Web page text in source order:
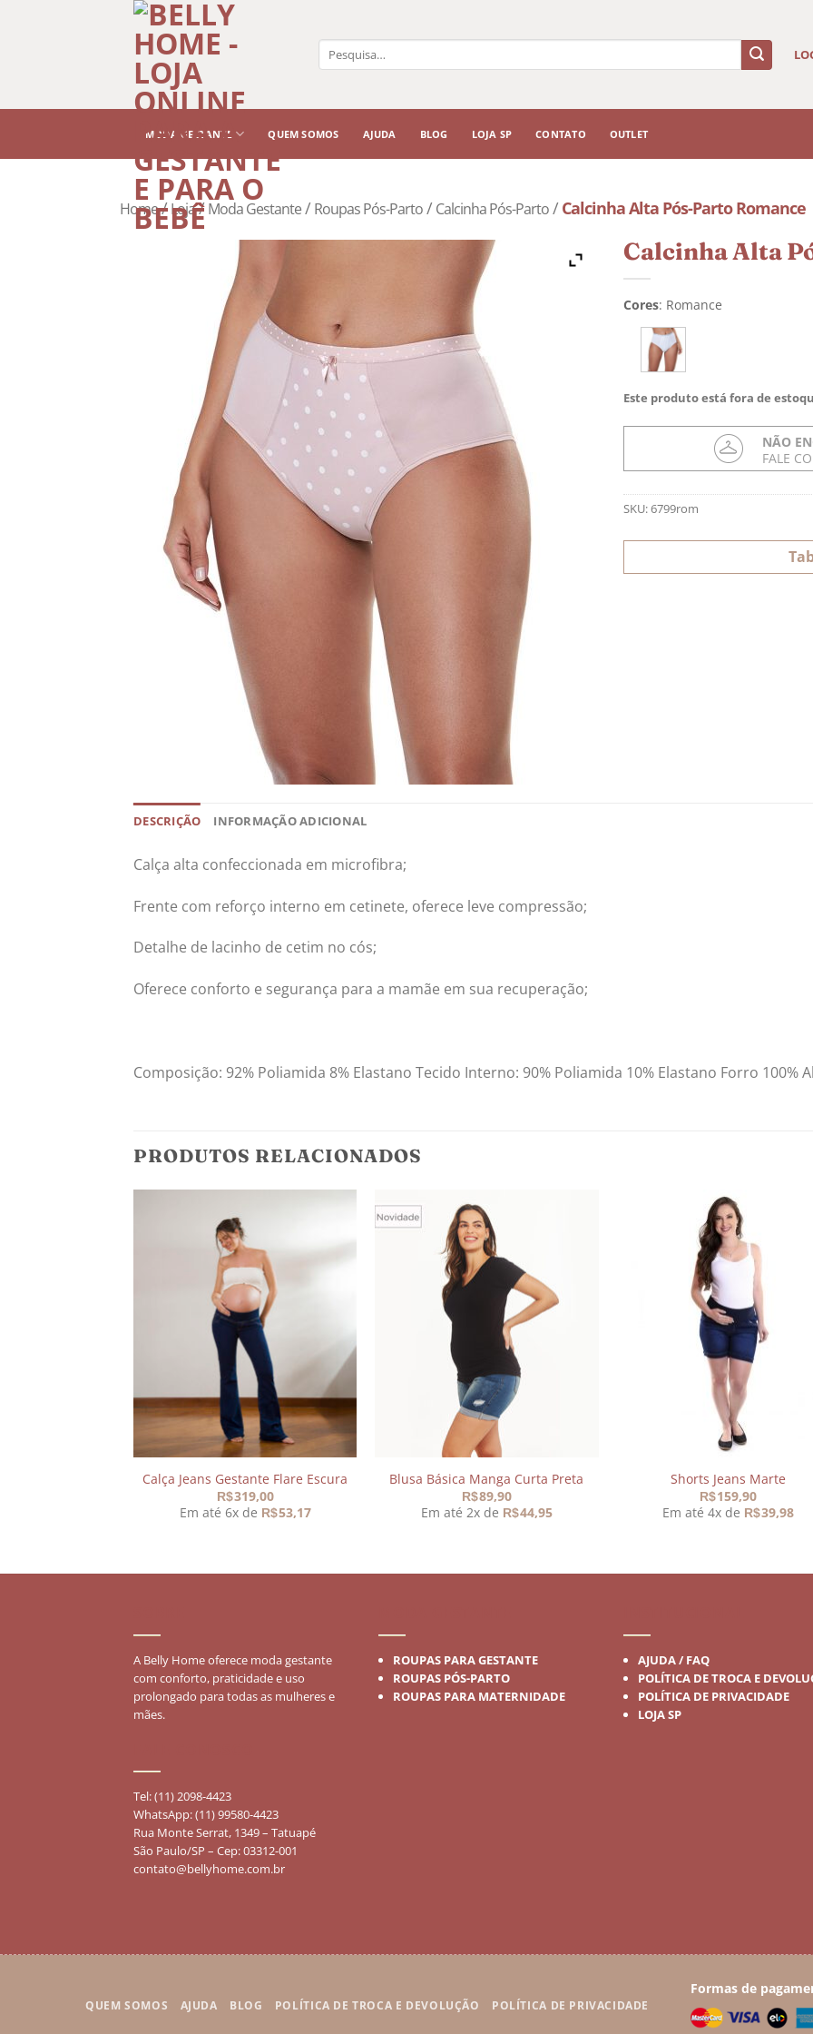
Pesquisar
MODA GESTANTE QUEM SOMOS AJUDA BLOG LOJA SP CONTATO OUTLET
Home/Loja/Moda Gestante/Roupas Pós-Parto/Calcinha Pós-Parto/Calcinha Alta Pós-Parto Romance
Calcinha Alta
Cores: Romance
Este produto está fora de
NÃO
FALE
SKU:6799rom
DESCRIÇÃO INFORMAÇÃO ADICIONAL
Calça alta confeccionada em microfibra;
Frente com reforço interno em cetinete, oferece leve compressão;
Detalhe de lacinho de cetim no cós;
Oferece conforto e segurança para a mamãe em sua recuperação;
Composição: 92% Poliamida 8% Elastano Tecido Interno: 90% Poliamida 10% Elastano Forro 100%
PRODUTOS RELACIONADOS
Calça Jeans Gestante Flare Escura
R$319,00
Em até 6x de R$53,17
meus
desejos
Blusa Básica Manga Curta Preta
R$89,90
Em até 2x de R$44,95
Shorts Jeans Marte
R$159,90
Em até 4x de R$39,98
A Belly Home oferece moda gestante
com conforto, praticidade e uso
prolongado para todas as mulheres e
mães.
ROUPAS PARA GESTANTE
ROUPAS PÓS-PARTO
ROUPAS PARA MATERNIDADE
AJUDA / FAQ
POLÍTICA DE TROCA E
POLÍTICA DE PRIVACIDADE
LOJA SP
Tel: (11) 2098-4423
WhatsApp: (11) 99580-4423
Rua Monte Serrat, 1349 – Tatuapé
São Paulo/SP – Cep: 03312-001
contato@bellyhome.com.br
Formas de
QUEM SOMOS AJUDA BLOG POLÍTICA DE TROCA E DEVOLUÇÃO POLÍTICA DE PRIVACIDADE